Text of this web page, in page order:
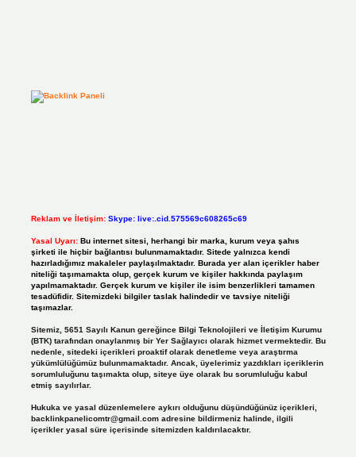
Reklam ve İletişim: Skype: live:.cid.575569c608265c69
Yasal Uyarı: Bu internet sitesi, herhangi bir marka, kurum veya şahıs
şirketi ile hiçbir bağlantısı bulunmamaktadır. Sitede yalnızca kendi
hazırladığımız makaleler paylaşılmaktadır. Burada yer alan içerikler haber
niteliği taşımamakta olup, gerçek kurum ve kişiler hakkında paylaşım
yapılmamaktadır. Gerçek kurum ve kişiler ile isim benzerlikleri tamamen
tesadüfidir. Sitemizdeki bilgiler taslak halindedir ve tavsiye niteliği
taşımazlar.
Sitemiz, 5651 Sayılı Kanun gereğince Bilgi Teknolojileri ve İletişim Kurumu
(BTK) tarafından onaylanmış bir Yer Sağlayıcı olarak hizmet vermektedir. Bu
nedenle, sitedeki içerikleri proaktif olarak denetleme veya araştırma
yükümlülüğümüz bulunmamaktadır. Ancak, üyelerimiz yazdıkları içeriklerin
sorumluluğunu taşımakta olup, siteye üye olarak bu sorumluluğu kabul
etmiş sayılırlar.
Hukuka ve yasal düzenlemelere aykırı olduğunu düşündüğünüz içerikleri,
backlinkpanelicomtr@gmail.comadresine bildirmeniz halinde, ilgili
içerikler yasal süre içerisinde sitemizden kaldırılacaktır.